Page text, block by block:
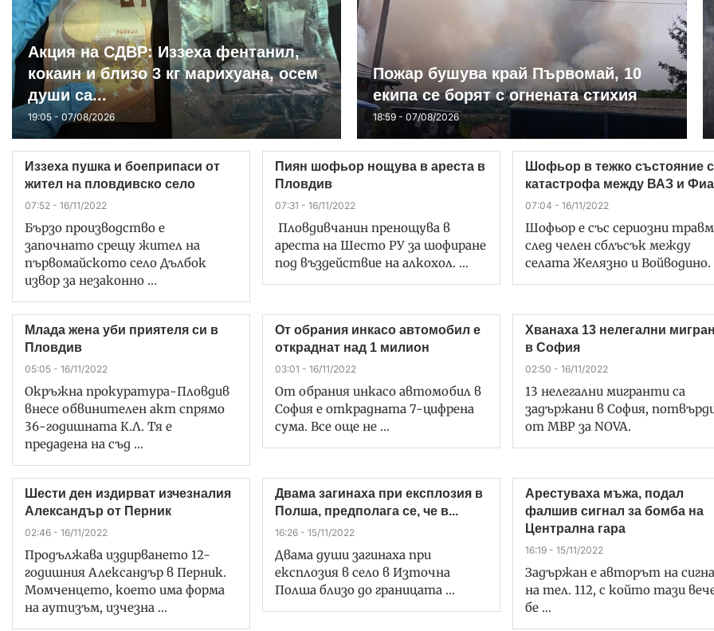
Акция на СДВР: Иззеха фентанил,
кокаин и близо 3 кг марихуана, осем
души са...
19:05 - 07/08/2026
Пожар бушува край Първомай, 10
екипа се борят с огнената стихия
18:59 - 07/08/2026
Иззеха пушка и боеприпаси от
жител на пловдивско село
07:52 - 16/11/2022
Бързо производство е
започнато срещу жител на
първомайското село Дълбок
извор за незаконно …
Пиян шофьор нощува в ареста в
Пловдив
07:31 - 16/11/2022
Пловдивчанин пренощува в
ареста на Шесто РУ за шофиране
под въздействие на алкохол. …
Шофьор в тежко състояние
катастрофа между ВАЗ и
07:04 - 16/11/2022
Шофьор е със сериозни
след челен сблъсък между
селата Желязно и Войводино.
Млада жена уби приятеля си в
Пловдив
05:05 - 16/11/2022
Окръжна прокуратура-Пловдив
внесе обвинителен акт спрямо
36-годишната К.Л. Тя е
предадена на съд …
От обрания инкасо автомобил е
откраднат над 1 милион
03:01 - 16/11/2022
От обрания инкасо автомобил в
София е открадната 7-цифрена
сума. Все още не …
Хванаха 13 нелегални
в София
02:50 - 16/11/2022
13 нелегални мигранти са
задържани в София,
от МВР за NOVA.
Шести ден издирват изчезналия
Александър от Перник
02:46 - 16/11/2022
Продължава издирването 12-
годишния Александър в Перник.
Момченцето, което има форма
на аутизъм, изчезна …
Двама загинаха при експлозия в
Полша, предполага се, че в...
16:26 - 15/11/2022
Двама души загинаха при
експлозия в село в Източна
Полша близо до границата …
Арестуваха мъжа, подал
фалшив сигнал за бомба на
Централна гара
16:19 - 15/11/2022
Задържан е авторът на
на тел. 112, с който тази
бе …